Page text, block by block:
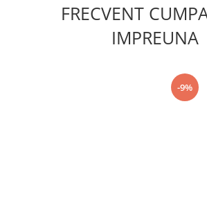
FRECVENT
IMPREUNA
-9%